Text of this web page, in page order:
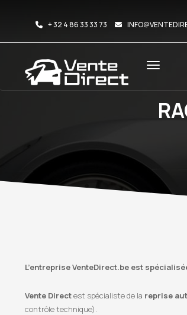
+ 32 4 86 33 33 73
L’entreprise VenteDirect.be est
Vente Directest spécialiste de la reprise
contrôle technique).